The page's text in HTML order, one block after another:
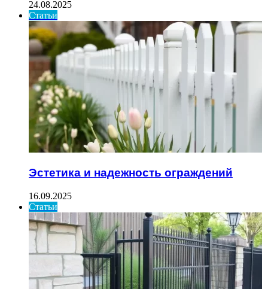
24.08.2025
Статьи
Эстетика и надежность ограждений
16.09.2025
Статьи